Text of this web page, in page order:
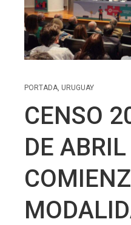
PORTADA, URUGUAY
CENSO
DE ABRIL